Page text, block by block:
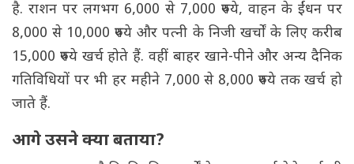
है. राशन पर लगभग 6,000 से 7,000 रुपये, वाहन के ईंधन पर
8,000 से 10,000 रुपये और पत्नी के निजी खर्चों के लिए करीब
15,000 रुपये खर्च होते हैं. वहीं बाहर खाने-पीने और अन्य दैनिक
गतिविधियों पर भी हर महीने 7,000 से 8,000 रुपये तक खर्च हो
जाते हैं.
आगे उसने क्या बताया?